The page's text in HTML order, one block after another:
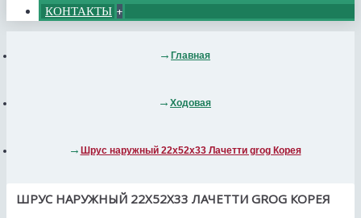
КОНТАКТЫ +
Главная
Ходовая
Шрус наружный 22x52x33 Лачетти grog Корея
ШРУС НАРУЖНЫЙ 22X52X33 ЛАЧЕТТИ GROG КОРЕЯ